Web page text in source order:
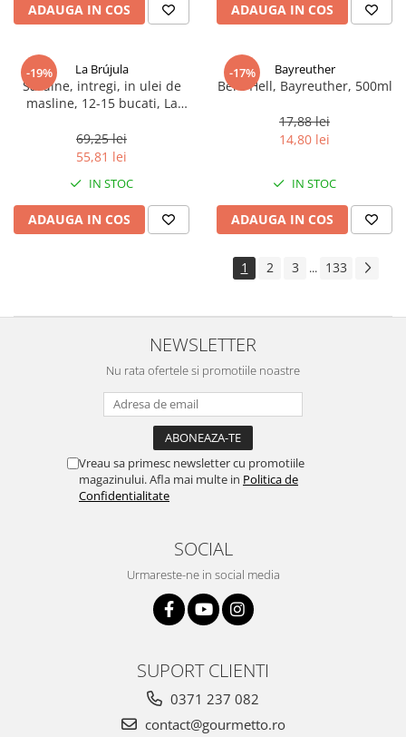
ADAUGA IN COS ADAUGA IN COS
-19% La Brújula
Sardine, intregi, in ulei de
masline, 12-15 bucati, La
69,25 lei
55,81 lei
IN STOC
ADAUGA IN COS
-17% Bayreuther
Bere Hell, Bayreuther, 500ml
17,88 lei
14,80 lei
IN STOC
ADAUGA IN COS
1 2 3 ... 133
NEWSLETTER
Nu rata ofertele si promotiile noastre
Vreau sa primesc newsletter cu promotiile
magazinului. Afla mai multe in Politica de
Confidentialitate
SOCIAL
Urmareste-ne in social media
SUPORT CLIENTI
0371 237 082
contact@gourmetto.ro